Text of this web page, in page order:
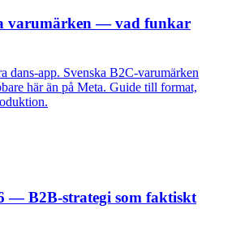
varumärken — vad funkar
dans-app. Svenska B2C-varumärken
här än på Meta. Guide till format,
— B2B-strategi som faktiskt